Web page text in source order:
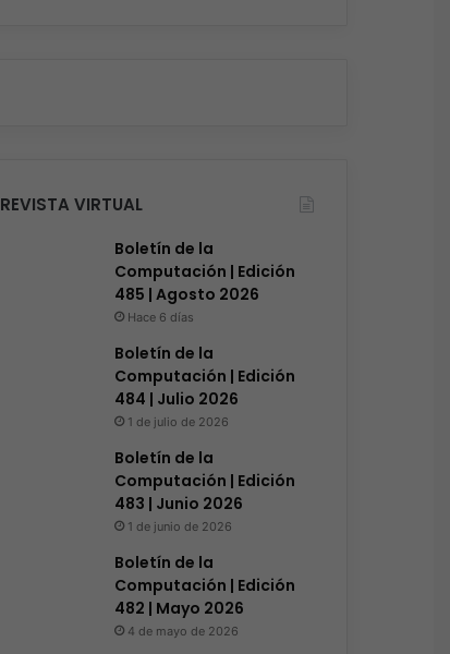
REVISTA VIRTUAL
Boletín de la
Computación | Edición
485 | Agosto 2026
Hace 6 días
Boletín de la
Computación | Edición
484 | Julio 2026
1 de julio de 2026
Boletín de la
Computación | Edición
483 | Junio 2026
1 de junio de 2026
Boletín de la
Computación | Edición
482 | Mayo 2026
4 de mayo de 2026